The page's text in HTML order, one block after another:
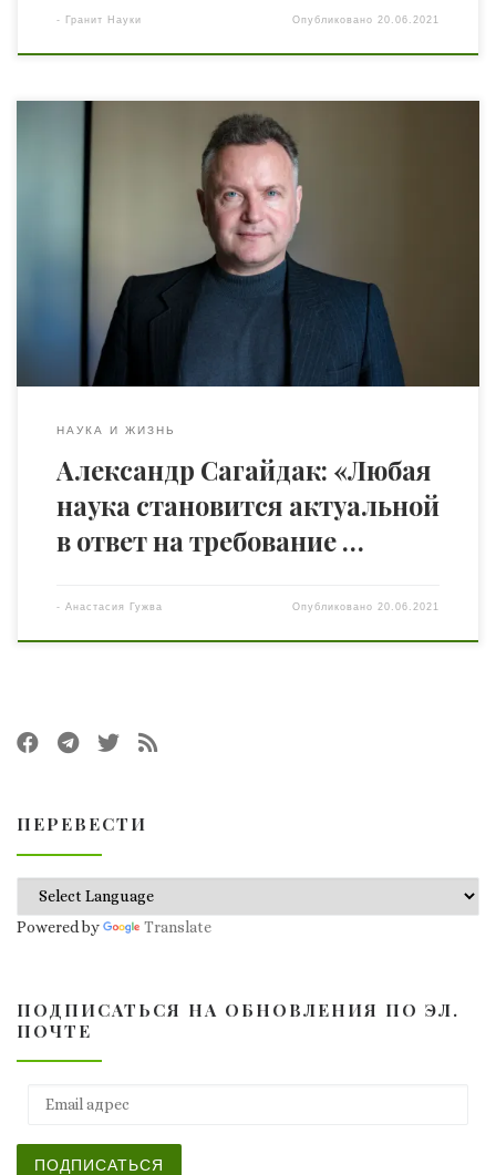
- Гранит Науки Опубликовано 20.06.2021
Представляем вниманию читателей интервью с
председателем Одесского психолого-философского
общества, руководителем ассоциации «Теурунг»,
академиком Европейской академии наук Украины
Александром Сагайдаком на тему менталитета и его
исследований в мировой науке. — Александр
Николаевич, как по-Вашему, когда в человеческой
истории люди начали обращать внимание и учитывать
менталитетную составляющую? Особенности
человеческого менталитета с успехом […]
НАУКА И ЖИЗНЬ
Александр Сагайдак: «Любая
наука становится актуальной
в ответ на требование …
- Анастасия Гужва Опубликовано 20.06.2021
ПЕРЕВЕСТИ
Powered by Translate
ПОДПИСАТЬСЯ НА ОБНОВЛЕНИЯ ПО ЭЛ.
ПОЧТЕ
ПОДПИСАТЬСЯ